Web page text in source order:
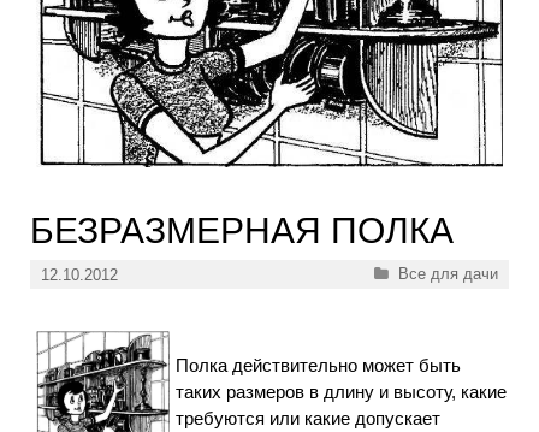
БЕЗРАЗМЕРНАЯ ПОЛКА
12.10.2012 Рубрики
Все для дачи
Полка действительно может быть
таких размеров в длину и высоту, какие
требуются или какие допускает